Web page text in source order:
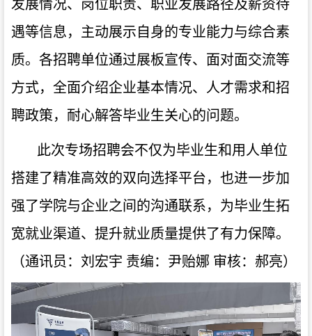
发展情况、岗位职责、职业发展路径及薪资待
遇等信息，主动展示自身的专业能力与综合素
质。各招聘单位通过展板宣传、面对面交流等
方式，全面介绍企业基本情况、人才需求和招
聘政策，耐心解答毕业生关心的问题。
此次专场招聘会不仅为毕业生和用人单位
搭建了精准高效的双向选择平台，也进一步加
强了学院与企业之间的沟通联系，为毕业生拓
宽就业渠道、提升就业质量提供了有力保障。
（通讯员：刘宏宇 责编：尹贻娜 审核：郝亮）